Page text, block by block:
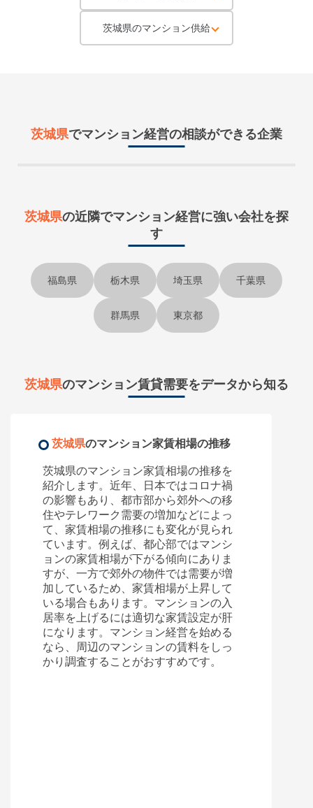
茨城県のマンション供給
茨城県でマンション経営の相談ができる企業
茨城県の近隣でマンション経営に強い会社を探
す
福島県 栃木県 埼玉県 千葉県
群馬県 東京都
茨城県のマンション賃貸需要をデータから知る
茨城県のマンション家賃相場の推移
茨城県のマンション家賃相場の推移を
紹介します。近年、日本ではコロナ禍
の影響もあり、都市部から郊外への移
住やテレワーク需要の増加などによっ
て、家賃相場の推移にも変化が見られ
ています。例えば、都心部ではマンシ
ョンの家賃相場が下がる傾向にありま
すが、一方で郊外の物件では需要が増
加しているため、家賃相場が上昇して
いる場合もあります。マンションの入
居率を上げるには適切な家賃設定が肝
になります。マンション経営を始める
なら、周辺のマンションの賃料をしっ
かり調査することがおすすめです。